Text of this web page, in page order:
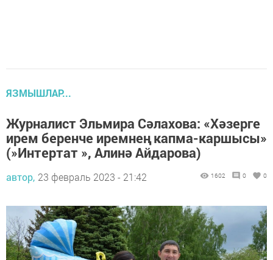
ЯЗМЫШЛАР...
Журналист Эльмира Сәлахова: «Хәзерге
ирем беренче иремнең капма-каршысы»
(»Интертат », Алинә Айдарова)
автор, 23 февраль 2023 - 21:42 1602 0 0